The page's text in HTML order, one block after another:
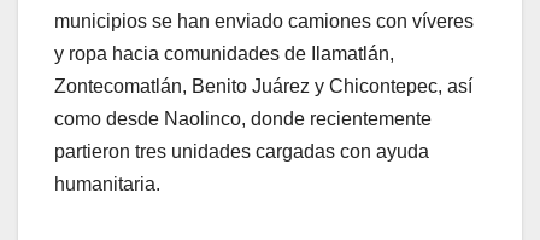
municipios se han enviado camiones con víveres
y ropa hacia comunidades de Ilamatlán,
Zontecomatlán, Benito Juárez y Chicontepec, así
como desde Naolinco, donde recientemente
partieron tres unidades cargadas con ayuda
humanitaria.